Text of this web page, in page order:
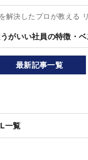
解決したプロが教える
がいい社員の特徴・ベ
最新記事一覧
一覧